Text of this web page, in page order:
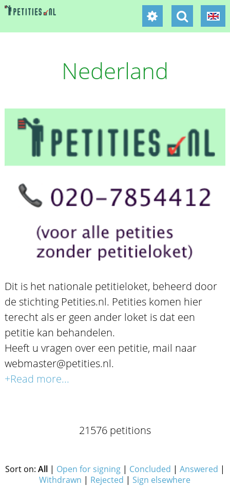
Nederland
Dit is het nationale petitieloket, beheerd door
de stichting Petities.nl. Petities komen hier
terecht als er geen ander loket is dat een
petitie kan behandelen.
Heeft u vragen over een petitie, mail naar
webmaster@petities.nl.
+Read more...
21576 petitions
Sort on: All| Open for signing| Concluded | Answered |
Withdrawn | Rejected |Sign elsewhere